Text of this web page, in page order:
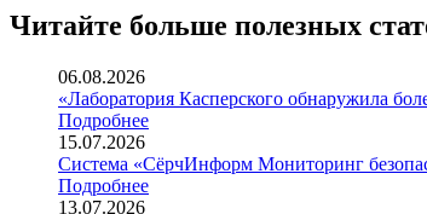
Читайте больше полезных
06.08.2026
«Лаборатория Касперского обнаружила
Подробнее
15.07.2026
Система «СёрчИнформ Мониторинг
Подробнее
13.07.2026